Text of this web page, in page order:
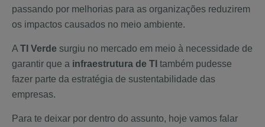
passando por melhorias para as organizações reduzirem
os impactos causados no meio ambiente.
A TI Verde surgiu no mercado em meio à necessidade de
garantir que a infraestrutura de TI também pudesse
fazer parte da estratégia de sustentabilidade das
empresas.
Para te deixar por dentro do assunto, hoje vamos falar